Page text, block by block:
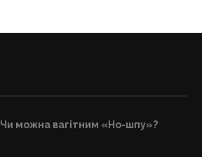
Чи можна вагітним «Но-шпу»?